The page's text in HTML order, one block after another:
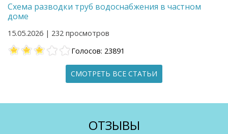
Схема разводки труб водоснабжения в частном
доме
15.05.2026 | 232 просмотров
Голосов: 23891
СМОТРЕТЬ ВСЕ СТАТЬИ
ОТЗЫВЫ